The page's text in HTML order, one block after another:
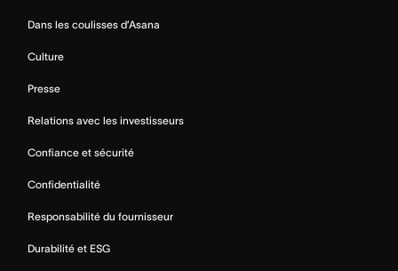
Dans les coulisses d’Asana
Culture
Presse
Relations avec les investisseurs
Confiance et sécurité
Confidentialité
Responsabilité du fournisseur
Durabilité et ESG